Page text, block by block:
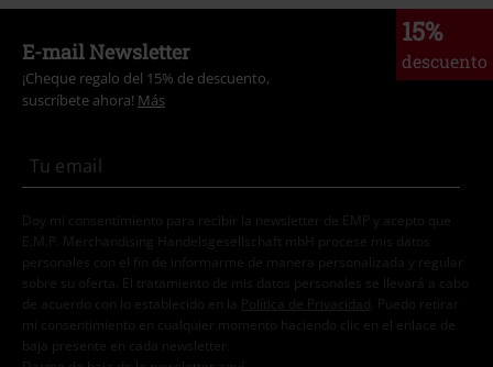
15%
descuento
E-mail Newsletter
¡Cheque regalo del 15% de descuento,
suscríbete ahora! Más
Doy mi consentimiento para recibir la newsletter de EMP y acepto que
E.M.P. Merchandising Handelsgesellschaft mbH procese mis datos
personales con el fin de informarme de manera personalizada y regular
sobre su oferta. El tratamiento de mis datos personales se llevará a cabo
de acuerdo con lo establecido en la
Política de Privacidad . Puedo retirar
mi consentimiento en cualquier momento haciendo clic en el enlace de
baja presente en cada newsletter.